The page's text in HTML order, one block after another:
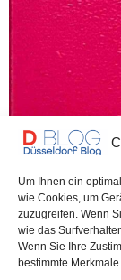
Um Ihnen ein
wie Cookies, um
zuzugreifen. Wenn
wie das
Wenn Sie Ihre
bestimmte
deutsche
noch